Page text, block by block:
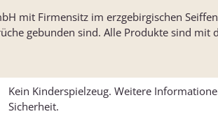
mit Firmensitz im erzgebirgischen
gebunden sind. Alle Produkte sind mit
Kein Kinderspielzeug. Weitere
Sicherheit.